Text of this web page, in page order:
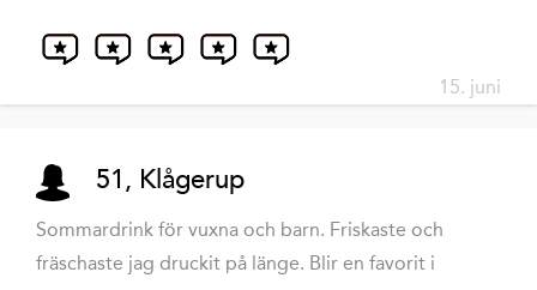
15. juni
51, Klågerup
Sommardrink för vuxna och barn. Friskaste och
fräschaste jag druckit på länge. Blir en favorit i